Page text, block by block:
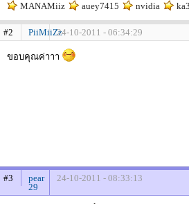
MANAMiiz auey7415 nvidia
#2 PiiMiiZz24-10-2011 - 06:34:29
ขอบคุณค่าาา
#3
pear
29
24-10-2011 - 08:33:13